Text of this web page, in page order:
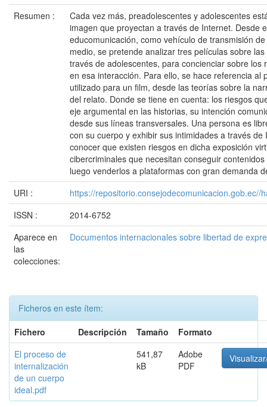
Resumen :
Cada vez más, preadolescentes y adolescentes
imagen que proyectan a través de Internet. Desde
educomunicación, como vehículo de transmisión
medio, se pretende analizar tres películas sobre
través de adolescentes, para concienciar sobre los
en esa interacción. Para ello, se hace referencia al
utilizado para un film, desde las teorías sobre la
del relato. Donde se tiene en cuenta: los riesgos
eje argumental en las historias, su intención
desde sus líneas transversales. Una persona es
con su cuerpo y exhibir sus intimidades a través
conocer que existen riesgos en dicha exposición
cibercriminales que necesitan conseguir
luego venderlos a plataformas con gran demanda
URI :
https://repositorio.consejodecomunicacion.gob.ec//
ISSN :
2014-6752
Aparece en
las
colecciones:
Documentos internacionales sobre libertad de
Ficheros en este ítem:
Fichero
Descripción Tamaño
Formato
El proceso de
internalización
de un cuerpo
ideal.pdf
541,87
kB
Adobe
PDF